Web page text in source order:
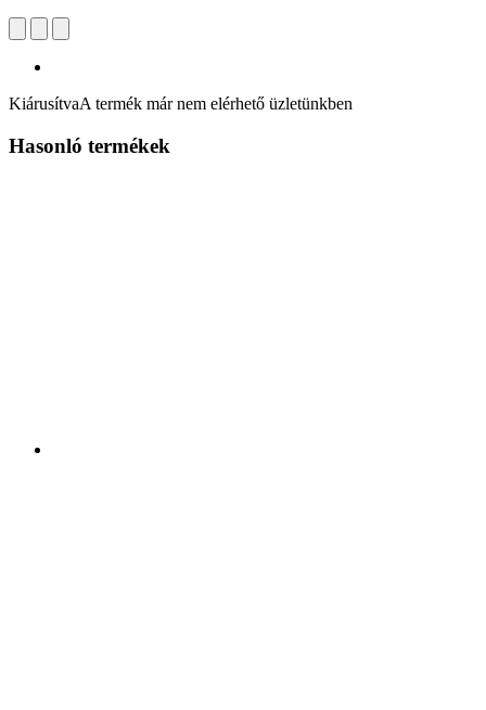
KiárusítvaA termék már nem elérhető üzletünkben
Hasonló termékek